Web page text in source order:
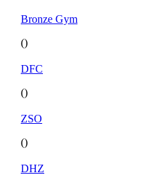
Bronze Gym
()
DFC
()
ZSO
()
DHZ